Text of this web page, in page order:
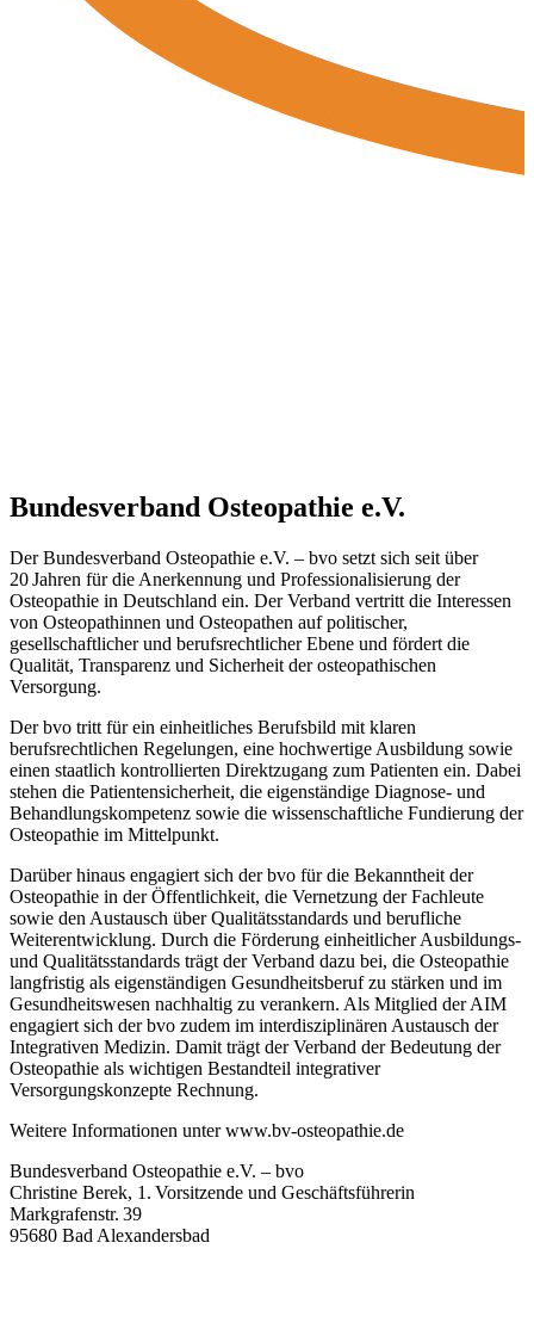
Bundesverband Osteopathie e.V.
Der Bundesverband Osteopathie e.V. – bvo setzt sich seit über
20 Jahren für die Anerkennung und Professionalisierung der
Osteopathie in Deutschland ein. Der Verband vertritt die Interessen
von Osteopathinnen und Osteopathen auf politischer,
gesellschaftlicher und berufsrechtlicher Ebene und fördert die
Qualität, Transparenz und Sicherheit der osteopathischen
Versorgung.
Der bvo tritt für ein einheitliches Berufsbild mit klaren
berufsrechtlichen Regelungen, eine hochwertige Ausbildung sowie
einen staatlich kontrollierten Direktzugang zum Patienten ein. Dabei
stehen die Patientensicherheit, die eigenständige Diagnose- und
Behandlungskompetenz sowie die wissenschaftliche Fundierung der
Osteopathie im Mittelpunkt.
Darüber hinaus engagiert sich der bvo für die Bekanntheit der
Osteopathie in der Öffentlichkeit, die Vernetzung der Fachleute
sowie den Austausch über Qualitätsstandards und berufliche
Weiterentwicklung. Durch die Förderung einheitlicher Ausbildungs-
und Qualitätsstandards trägt der Verband dazu bei, die Osteopathie
langfristig als eigenständigen Gesundheitsberuf zu stärken und im
Gesundheitswesen nachhaltig zu verankern. Als Mitglied der AIM
engagiert sich der bvo zudem im interdisziplinären Austausch der
Integrativen Medizin. Damit trägt der Verband der Bedeutung der
Osteopathie als wichtigen Bestandteil integrativer
Versorgungskonzepte Rechnung.
Weitere Informationen unter www.bv-osteopathie.de
Bundesverband Osteopathie e.V. – bvo
Christine Berek, 1. Vorsitzende und Geschäftsführerin
Markgrafenstr. 39
95680 Bad Alexandersbad